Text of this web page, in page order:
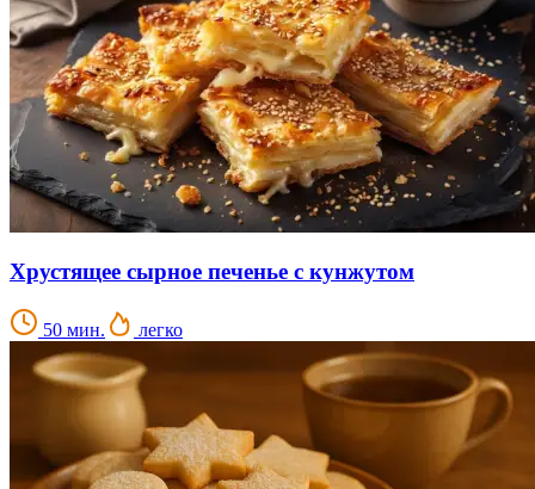
Хрустящее сырное печенье с кунжутом
50 мин. легко